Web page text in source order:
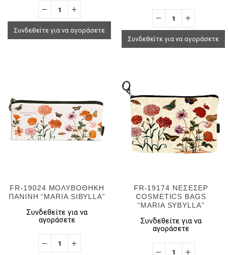
Συνδεθείτε για να αγοράσετε
Συνδεθείτε για να αγοράσετε
FR-19024 ΜΟΛΥΒΟΘΗΚΗ
ΠΑΝΙΝΗ “MARIA SIBYLLA”
Συνδεθείτε για να
αγοράσετε
FR-19174 ΝΕΣΕΣΕΡ
COSMETICS BAGS
“MARIA SYBYLLA”
Συνδεθείτε για να
αγοράσετε